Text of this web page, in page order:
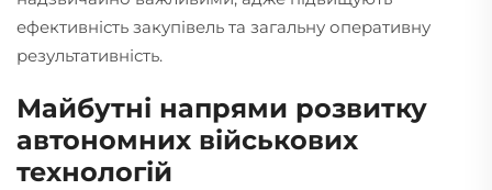
ефективність закупівель та загальну оперативну
результативність.
Майбутні напрями розвитку
автономних військових
технологій